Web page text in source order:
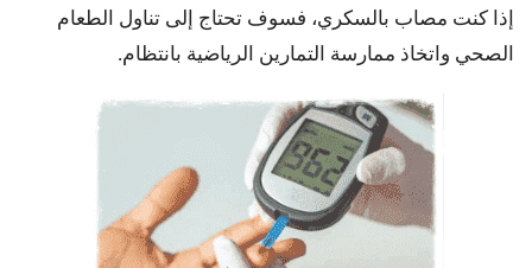
إذا كنت مصاب بالسكري، فسوف تحتاج إلى تناول الطعام
الصحي واتخاذ ممارسة التمارين الرياضية بانتظام.